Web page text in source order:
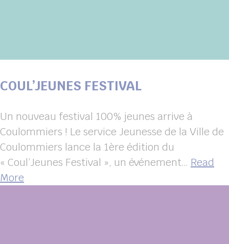
COUL’JEUNES FESTIVAL
Un nouveau festival 100% jeunes arrive à
Coulommiers ! Le service Jeunesse de la Ville de
Coulommiers lance la 1ère édition du
« Coul’Jeunes Festival », un événement… Read
More